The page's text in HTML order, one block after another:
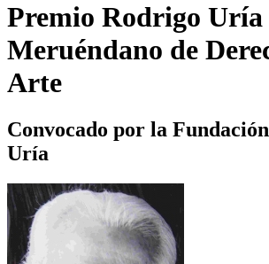
Premio Rodrigo Uría
Meruéndano de
Arte
Convocado por la
Uría